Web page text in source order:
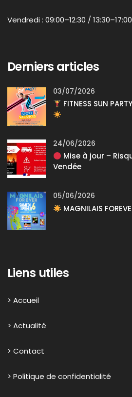
Vendredi : 09:00–12:30 / 13:30–17:00
Derniers articles
03/07/2026
FITNESS SUN
24/06/2026
Mise à jour –
Vendée
05/06/2026
MAGNILAIS
Liens utiles
> Accueil
> Actualité
> Contact
> Politique de confidentialité